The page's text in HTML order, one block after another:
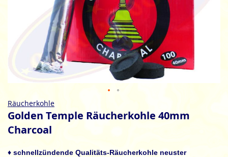
Zum
Anfang
Bildgalerie
Räucherkohle
Golden Temple Räucherkohle 40mm
Charcoal
♦ schnellzündende Qualitäts-Räucherkohle neuster